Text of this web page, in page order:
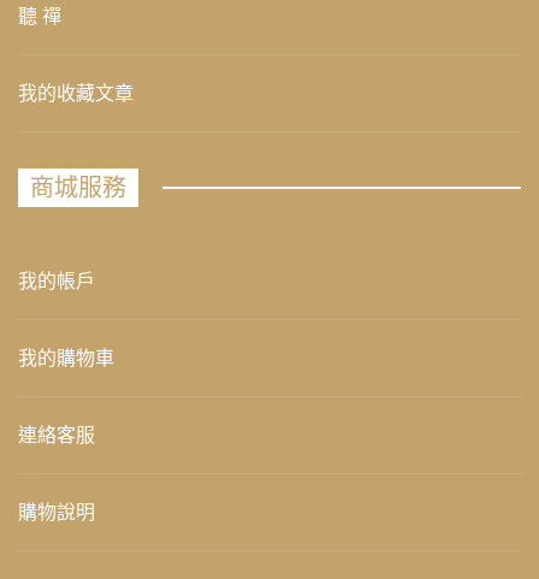
聽 禪
我的收藏文章
商城服務
我的帳戶
我的購物車
連絡客服
購物說明